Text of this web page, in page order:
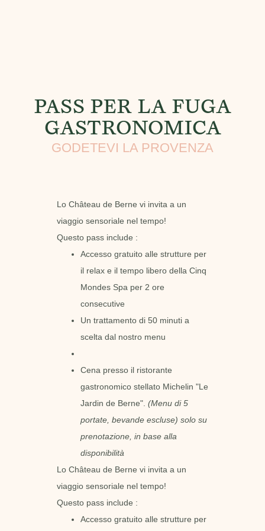
PASS PER LA FUGA
GASTRONOMICA
GODETEVI LA PROVENZA
Lo Château de Berne vi invita a un
viaggio sensoriale nel tempo!
Questo pass include :
Accesso gratuito alle strutture per
il relax e il tempo libero della Cinq
Mondes Spa per 2 ore
consecutive
Un trattamento di 50 minuti a
scelta dal nostro menu
Cena presso il ristorante
gastronomico stellato Michelin "Le
Jardin de Berne". (Menu di 5
portate, bevande escluse) solo su
prenotazione, in base alla
disponibilità
Lo Château de Berne vi invita a un
viaggio sensoriale nel tempo!
Questo pass include :
Accesso gratuito alle strutture per